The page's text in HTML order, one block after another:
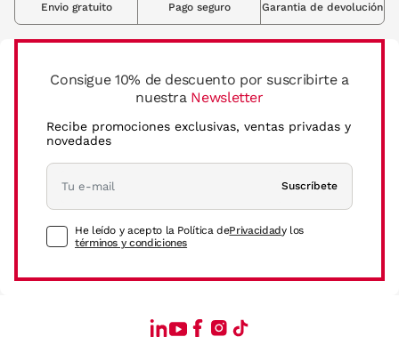
Consigue 10% de descuento por suscribirte a
nuestra Newsletter
Recibe promociones exclusivas, ventas privadas y
novedades
Suscríbete
He leído y acepto la Política dePrivacidady los
términos y condiciones
Envio gratuito Pago seguro Garantia de devolución